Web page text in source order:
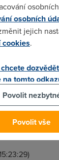
o to, jestli
jestli
nejlevnejsi
pouzijes
dialup.
prutok dat, tak
se s cenou
osobních
jejich
cookies.
tomto
Povolit
Povolit vše